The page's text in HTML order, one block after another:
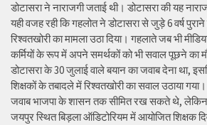
डोटासरा ने नाराजगी जताई थी। डोटासरा की यह
यही वजह रही कि गहलोत ने डोटासरा से जुड़े 6 वर्ष
रिश्वतखोरी का मामला उठा दिया। गहलाते जब भी
कर्मियों के रूप में अपने समर्थकों को भी सवाल पूछने का
डोटासरा के 30 जुलाई वाले बयान का जवाब देना था,
शिक्षकों के तबादले में रिश्वतखोरी का सवाल उठाया
जवाब भाजपा के शासन तक सीमित रख सकते थे, लेकिन
जयपुर स्थित बिड़ला ऑडिटोरियम में आयोजित शिक्षक